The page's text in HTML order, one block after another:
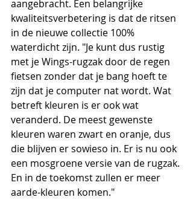
aangebracht. Een belangrijke
kwaliteitsverbetering is dat de ritsen
in de nieuwe collectie 100%
waterdicht zijn. "Je kunt dus rustig
met je Wings-rugzak door de regen
fietsen zonder dat je bang hoeft te
zijn dat je computer nat wordt. Wat
betreft kleuren is er ook wat
veranderd. De meest gewenste
kleuren waren zwart en oranje, dus
die blijven er sowieso in. Er is nu ook
een mosgroene versie van de rugzak.
En in de toekomst zullen er meer
aarde-kleuren komen."